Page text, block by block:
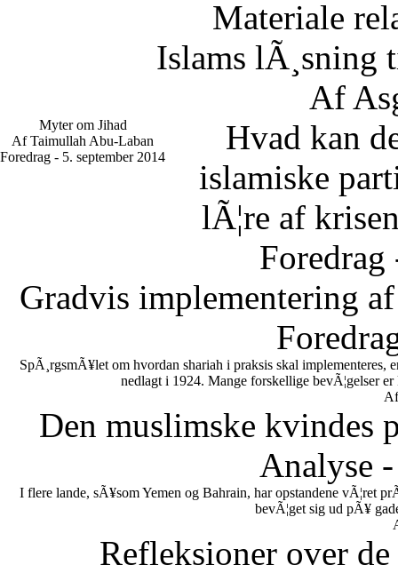
Materiale
Islams lÃ¸sning
Af
Myter om Jihad
Af Taimullah Abu-Laban
Foredrag - 5. september 2014
Hvad kan
islamiske
lÃ¦re af
Gradvis implementering
SpÃ¸rgsmÃ¥let om hvordan shariah i praksis skal implementeres,
nedlagt i 1924. Mange forskellige bevÃ¦gelser
Den muslimske kvindes
Analyse
I flere lande, sÃ¥som Yemen og Bahrain, har opstandene vÃ¦ret
bevÃ¦get sig ud pÃ¥
Refleksioner over